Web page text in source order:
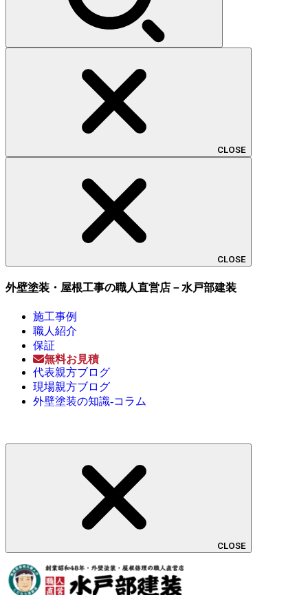
CLOSE
CLOSE
外壁塗装・屋根工事の職人直営店－水戸部建装
施工事例
職人紹介
保証
無料お見積
代表親方ブログ
現場親方ブログ
外壁塗装の知識-コラム
CLOSE